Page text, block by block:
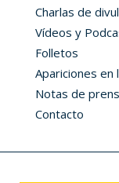
Charlas de
Vídeos y
Folletos
Apariciones en
Notas de
Contacto